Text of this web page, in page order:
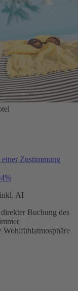
Zustimmung
AI
Buchung des